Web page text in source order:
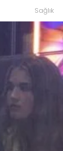
Sağlık